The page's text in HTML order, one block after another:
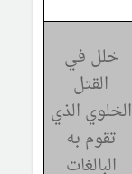
خلل في
القتل
الخلوي الذي
تقوم به
البالغات